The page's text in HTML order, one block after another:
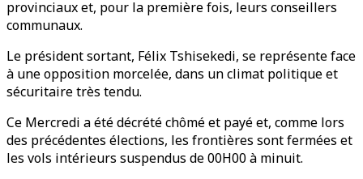
provinciaux et, pour la première fois, leurs conseillers
communaux.
Le président sortant, Félix Tshisekedi, se représente face
à une opposition morcelée, dans un climat politique et
sécuritaire très tendu.
Ce Mercredi a été décrété chômé et payé et, comme lors
des précédentes élections, les frontières sont fermées et
les vols intérieurs suspendus de 00H00 à minuit.